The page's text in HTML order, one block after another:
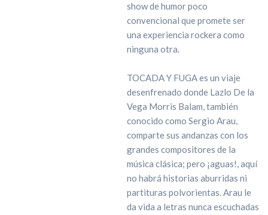
show de humor poco
convencional que promete ser
una experiencia rockera como
ninguna otra.
TOCADA Y FUGA es un viaje
desenfrenado donde Lazlo De la
Vega Morris Balam, también
conocido como Sergio Arau,
comparte sus andanzas con los
grandes compositores de la
música clásica; pero ¡aguas!, aquí
no habrá historias aburridas ni
partituras polvorientas. Arau le
da vida a letras nunca escuchadas